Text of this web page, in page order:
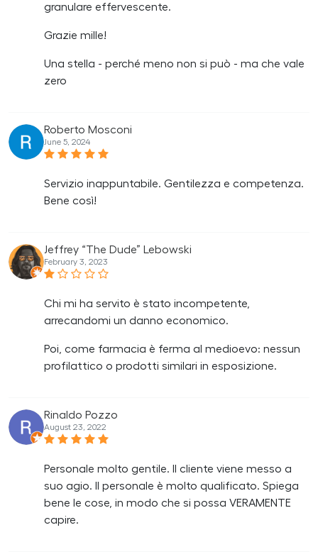
granulare effervescente.
Grazie mille!
Una stella - perché meno non si può - ma che vale
zero
Roberto Mosconi
June 5, 2024
Servizio inappuntabile. Gentilezza e competenza.
Bene così!
Jeffrey “The Dude” Lebowski
February 3, 2023
Chi mi ha servito è stato incompetente,
arrecandomi un danno economico.
Poi, come farmacia è ferma al medioevo: nessun
profilattico o prodotti similari in esposizione.
Rinaldo Pozzo
August 23, 2022
Personale molto gentile. Il cliente viene messo a
suo agio. Il personale è molto qualificato. Spiega
bene le cose, in modo che si possa VERAMENTE
capire.